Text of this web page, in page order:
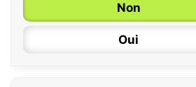
Non
Oui